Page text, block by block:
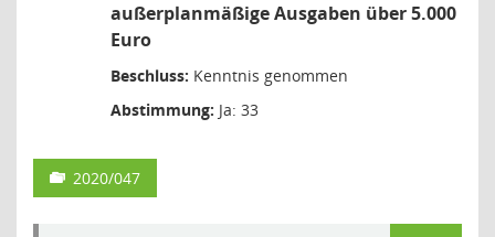
außerplanmäßige Ausgaben über 5.000
Euro
Beschluss: Kenntnis genommen
Abstimmung: Ja: 33
2020/047